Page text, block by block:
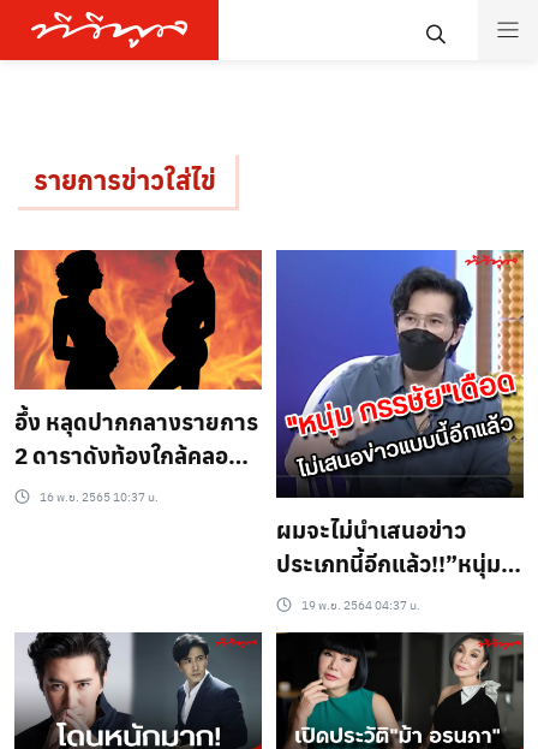
รายการข่าวใส่ไข่
อึ้ง หลุดปากกลางรายการ
2 ดาราดังท้องใกล้คลอด
แต่ไม่มีใครรู้ คำใบ้เพียบ
16 พ.ย. 2565 10:37 น.
ผมจะไม่นำเสนอข่าว
ประเภทนี้อีกแล้ว!!”หนุ่ม
กรรชัย” ถึงกับเดือด ของ
ขึ้นกลางรายการโหนกระ
แส หลังผู้ร่วมรายการพูด
คำหยาบคายกลาง
รายการสด
19 พ.ย. 2564 04:37 น.